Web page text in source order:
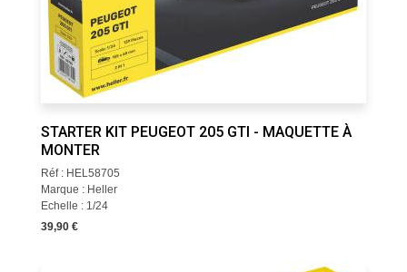
STARTER KIT PEUGEOT 205 GTI - MAQUETTE À
MONTER
Réf : HEL58705
Marque : Heller
Echelle : 1/24
39,90 €